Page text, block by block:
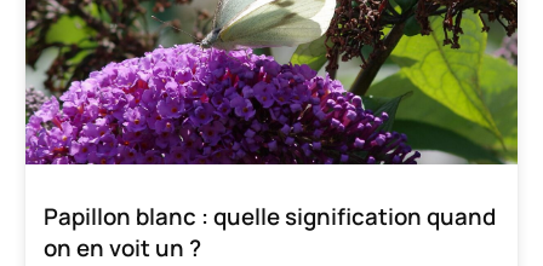
Papillon blanc : quelle signification quand
on en voit un ?